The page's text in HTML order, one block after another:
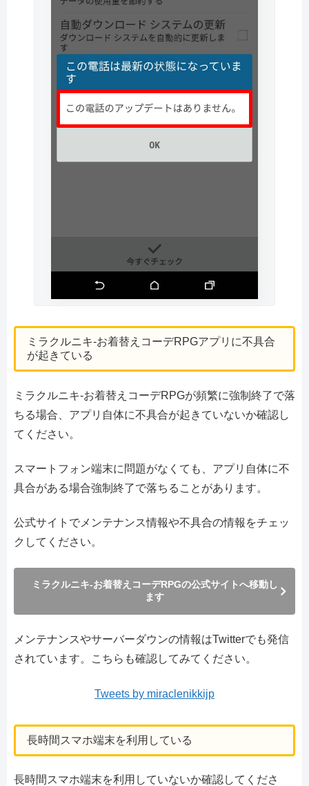
ミラクルニキ-お着替えコーデRPGアプリに不具合
が起きている
ミラクルニキ-お着替えコーデRPGが頻繁に強制終了で落
ちる場合、アプリ自体に不具合が起きていないか確認し
てください。
スマートフォン端末に問題がなくても、アプリ自体に不
具合がある場合強制終了で落ちることがあります。
公式サイトでメンテナンス情報や不具合の情報をチェッ
クしてください。
ミラクルニキ-お着替えコーデRPGの公式サイトへ移動し
ます
メンテナンスやサーバーダウンの情報はTwitterでも発信
されています。こちらも確認してみてください。
Tweets by miraclenikkijp
長時間スマホ端末を利用している
長時間スマホ端末を利用していないか確認してくださ